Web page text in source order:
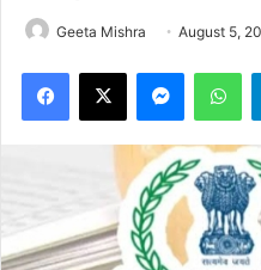
Geeta Mishra August 5,
Facebook
X